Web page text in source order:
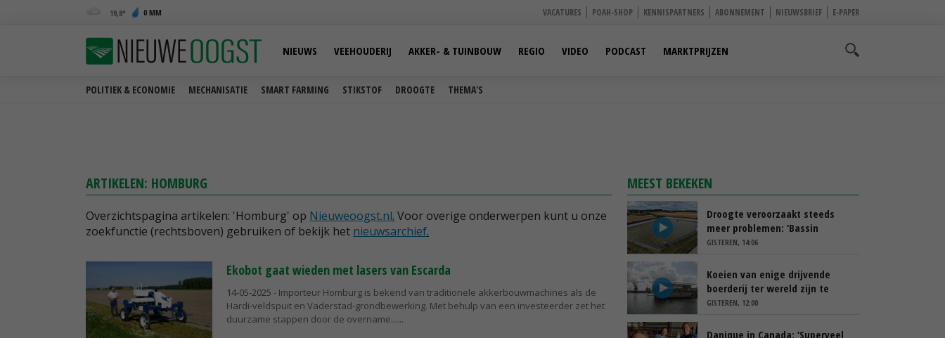
19,8 0 MM VACATURES POAH-SHOP KENNISPARTNERS ABONNEMENT NIEUWSBRIEF E-PAPER
POLITIEK & ECONOMIE MECHANISATIE SMART FARMING STIKSTOF DROOGTE THEMA'S
NIEUWS VEEHOUDERIJ AKKER- & TUINBOUW REGIO VIDEO PODCAST MARKTPRIJZEN
ARTIKELEN: HOMBURG
Overzichtspagina artikelen: 'Homburg' op Nieuweoogst.nl. Voor overige onderwerpen kunt u onze
zoekfunctie (rechtsboven) gebruiken of bekijk het nieuwsarchief.
Ekobot gaat wieden met lasers van Escarda
14-05-2025 - Importeur Homburg is bekend van traditionele akkerbouwmachines als de
Hardi-veldspuit en Vaderstad-grondbewerking. Met behulp van een investeerder zet het
duurzame stappen door de overname...
MEEST BEKEKEN
Droogte veroorzaakt steeds
meer problemen: ‘Bassin
afgelopen week al leeg’
GISTEREN, 14:06
Koeien van enige drijvende
boerderij ter wereld zijn te
koop
GISTEREN, 12:00
Danique in Canada: ‘Superveel